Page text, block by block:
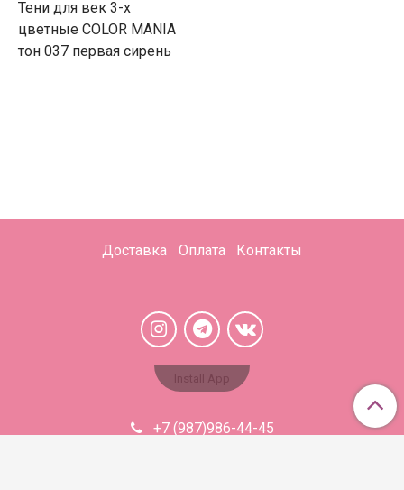
Тени для век 3-х
цветные COLOR MANIA
тон 037 первая сирень
Доставка Оплата Контакты
+7 (987)986-44-45
Install App